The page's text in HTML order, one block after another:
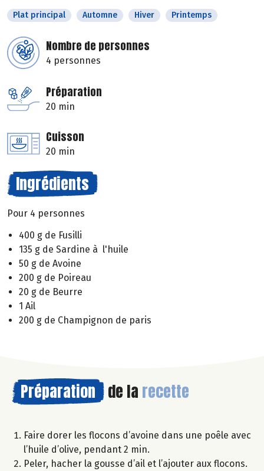
Plat principal Automne Hiver Printemps
Nombre de personnes
4 personnes
Préparation
20 min
Cuisson
20 min
Ingrédients
Pour 4 personnes
400 g de Fusilli
135 g de Sardine à l'huile
50 g de Avoine
200 g de Poireau
20 g de Beurre
1 Ail
200 g de Champignon de paris
Préparation de la recette
Faire dorer les flocons d’avoine dans une poêle avec
l’huile d’olive, pendant 2 min.
Peler, hacher la gousse d’ail et l’ajouter aux flocons.